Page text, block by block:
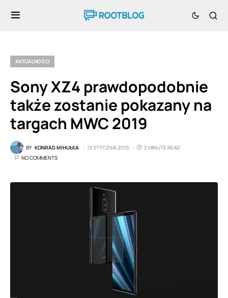
AKTUALNOŚCI
Sony XZ4 prawdopodobnie
także zostanie pokazany na
targach MWC 2019
BY KONRAD MIHUŁKA 13 STYCZNIA 2019
2 MINUTE READ
NO COMMENTS